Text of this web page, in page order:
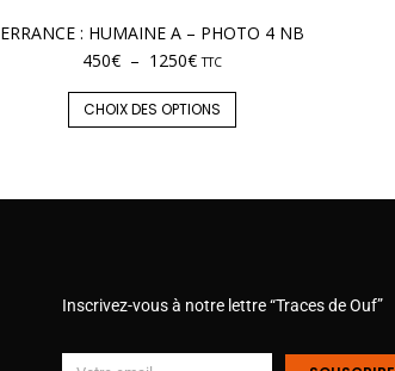
ERRANCE : HUMAINE A – PHOTO 4 NB
450€ – 1250€ TTC
CHOIX DES OPTIONS
Inscrivez-vous à notre lettre “Traces de Ouf”